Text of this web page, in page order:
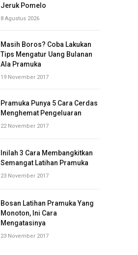
Jeruk Pomelo
8 Agustus 2026
Masih Boros? Coba Lakukan
Tips Mengatur Uang Bulanan
Ala Pramuka
19 November 2017
Pramuka Punya 5 Cara Cerdas
Menghemat Pengeluaran
22 November 2017
Inilah 3 Cara Membangkitkan
Semangat Latihan Pramuka
23 November 2017
Bosan Latihan Pramuka Yang
Monoton, Ini Cara
Mengatasinya
23 November 2017